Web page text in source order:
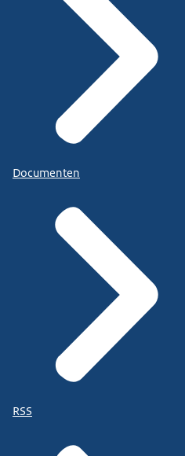
Documenten
RSS